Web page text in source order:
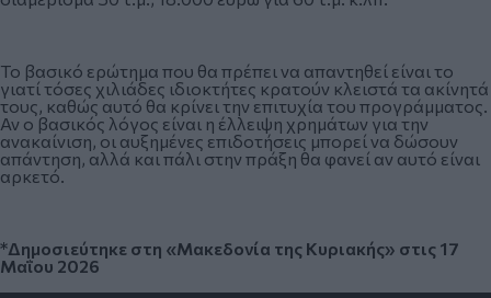
Το βασικό ερώτημα που θα πρέπει να απαντηθεί είναι το
γιατί τόσες χιλιάδες ιδιοκτήτες κρατούν κλειστά τα ακίνητά
τους, καθώς αυτό θα κρίνει την επιτυχία του προγράμματος.
Αν ο βασικός λόγος είναι η έλλειψη χρημάτων για την
ανακαίνιση, οι αυξημένες επιδοτήσεις μπορεί να δώσουν
απάντηση, αλλά και πάλι στην πράξη θα φανεί αν αυτό είναι
αρκετό.
*Δημοσιεύτηκε στη «Μακεδονία της Κυριακής» στις 17
Μαΐου 2026